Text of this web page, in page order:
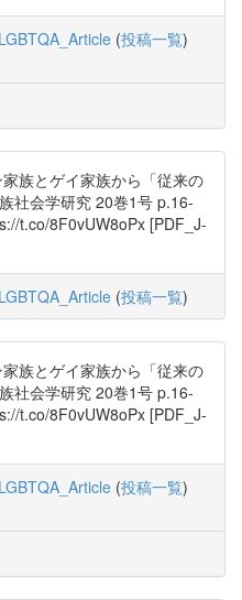
(投稿一覧)
族とゲイ家族から「従来の
社会学研究 20巻1号 p.16-
t.co/8F0vUW8oPx [PDF_J-
(投稿一覧)
族とゲイ家族から「従来の
社会学研究 20巻1号 p.16-
t.co/8F0vUW8oPx [PDF_J-
(投稿一覧)